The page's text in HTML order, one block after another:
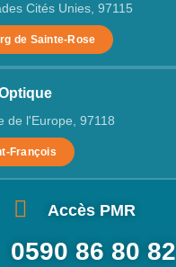
Cités Unies, 97115
de Sainte-Rose
de l'Europe, 97118
François
Accès PMR
0590 86 80 82